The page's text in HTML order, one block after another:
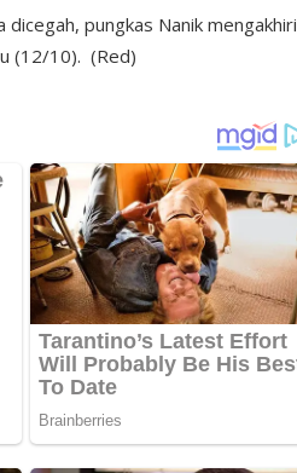
pungkas Nanik mengakhiri
(12/10). (Red)